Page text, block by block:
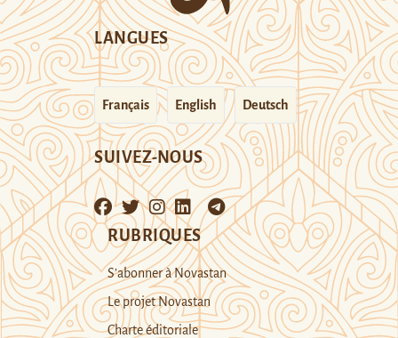
LANGUES
Français English Deutsch
SUIVEZ-NOUS
RUBRIQUES
S’abonner à Novastan
Le projet Novastan
Charte éditoriale